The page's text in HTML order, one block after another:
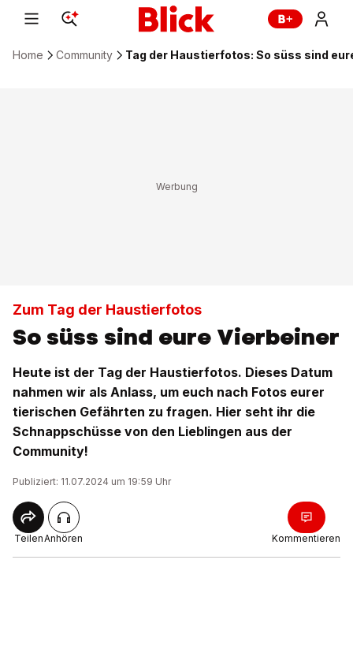
Home Community Tag der Haustierfotos: So süss sind
Zum Tag der Haustierfotos
So süss sind eure Vierbeiner
Heute ist der Tag der Haustierfotos. Dieses Datum
nahmen wir als Anlass, um euch nach Fotos eurer
tierischen Gefährten zu fragen. Hier seht ihr die
Schnappschüsse von den Lieblingen aus der
Community!
Publiziert: 11.07.2024 um 19:59 Uhr
TeilenAnhören Kommentieren